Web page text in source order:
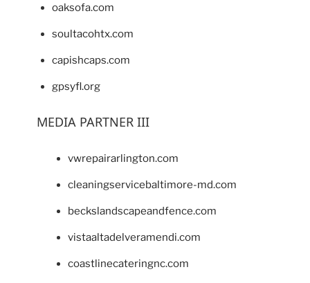
oaksofa.com
soultacohtx.com
capishcaps.com
gpsyfl.org
MEDIA PARTNER III
vwrepairarlington.com
cleaningservicebaltimore-md.com
beckslandscapeandfence.com
vistaaltadelveramendi.com
coastlinecateringnc.com